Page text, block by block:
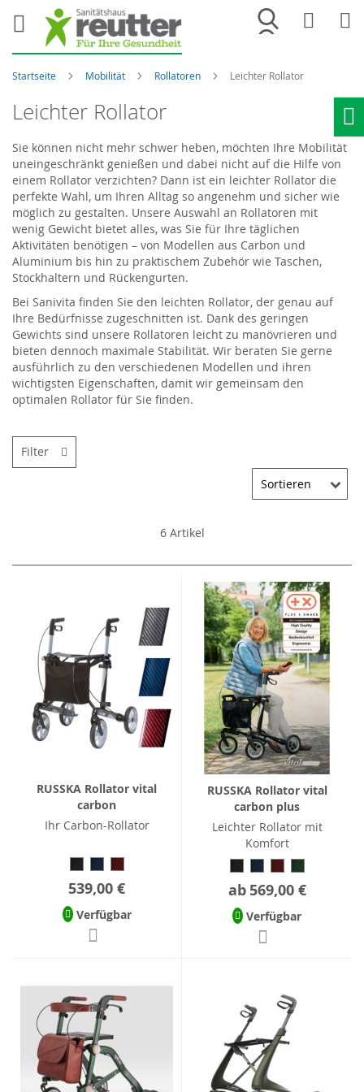
Merkliste
Startseite Mobilität Rollatoren Leichter Rollator
Leichter Rollator
Sie können nicht mehr schwer heben, möchten Ihre Mobilität
uneingeschränkt genießen und dabei nicht auf die Hilfe von
einem Rollator verzichten? Dann ist ein leichter Rollator die
perfekte Wahl, um Ihren Alltag so angenehm und sicher wie
möglich zu gestalten. Unsere Auswahl an Rollatoren mit
wenig Gewicht bietet alles, was Sie für Ihre täglichen
Aktivitäten benötigen – von Modellen aus Carbon und
Aluminium bis hin zu praktischem Zubehör wie Taschen,
Stockhaltern und Rückengurten.
Bei Sanivita finden Sie den leichten Rollator, der genau auf
Ihre Bedürfnisse zugeschnitten ist. Dank des geringen
Gewichts sind unsere Rollatoren leicht zu manövrieren und
bieten dennoch maximale Stabilität. Wir beraten Sie gerne
ausführlich zu den verschiedenen Modellen und ihren
wichtigsten Eigenschaften, damit wir gemeinsam den
optimalen Rollator für Sie finden.
6Artikel
RUSSKA Rollator vital
carbon
Ihr Carbon-Rollator
539,00 €
Verfügbar
RUSSKA Rollator vital
carbon plus
Leichter Rollator mit
Komfort
ab 569,00 €
Verfügbar
Filter